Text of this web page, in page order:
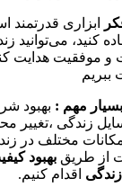
ابزاری قدرتمند
کنید،
و موفقیت هدایت
ببریم
مهم : بهبود
زندگی ،تغییر
مختلف در
از طریق بهبود
اقدام کنیم.